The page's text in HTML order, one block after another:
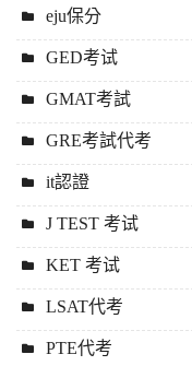
eju保分
GED考试
GMAT考試
GRE考試代考
it認證
J TEST 考试
KET 考试
LSAT代考
PTE代考